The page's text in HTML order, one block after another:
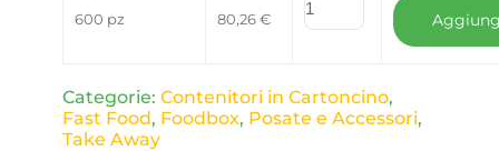
600 pz 80,26€
Categorie: Contenitori in Cartoncino,
Fast Food, Foodbox, Posate e Accessori,
Take Away